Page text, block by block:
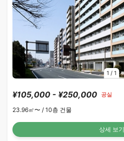
1 / 1
¥105,000 - ¥250,000 공실
23.96㎡〜 / 10층 건물
상세 보기